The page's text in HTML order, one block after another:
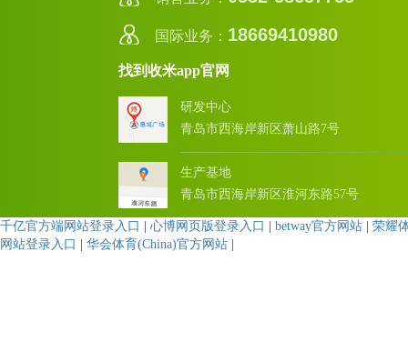
国际业务： 18669410980
找到收米app官网
研发中心
青岛市西海岸新区萧山路7号
生产基地
青岛市西海岸新区淮河东路57号
千亿官方端网站登录入口 心博网页版登录入口 betway官方网站
荣耀
网站登录入口
华会体育(China)官方网站